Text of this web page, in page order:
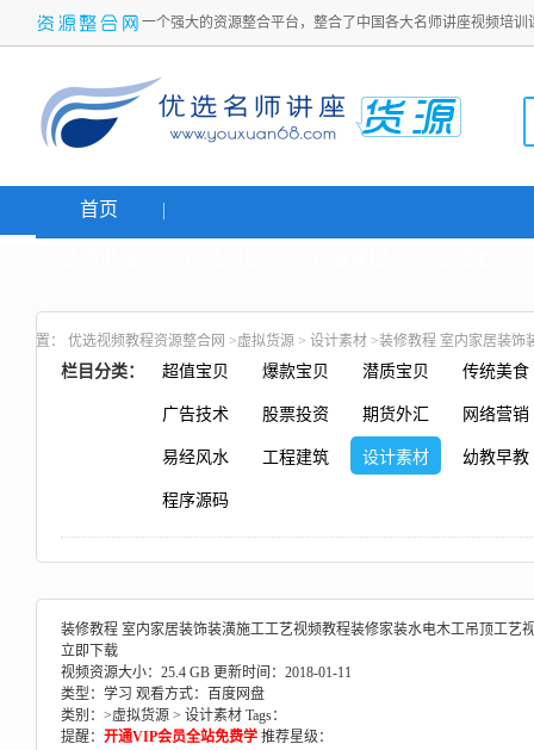
一个强大的资源整合平台，整合了中国各大名师讲座视频培
首页
置： 优选视频教程资源整合网 >虚拟货源 > 设计素材 >装修教程 室内家居装饰
栏目分类： 超值宝贝 爆款宝贝 潜质宝贝 传统美食
广告技术 股票投资 期货外汇 网络营销
易经风水 工程建筑 设计素材 幼教早教
程序源码
装修教程 室内家居装饰装潢施工工艺视频教程装修家装水电木工吊顶工艺
立即下载
视频资源大小：25.4 GB 更新时间：2018-01-11
类型：学习 观看方式：百度网盘
类别：>虚拟货源 > 设计素材 Tags：
提醒： 开通VIP会员全站免费学 推荐星级：